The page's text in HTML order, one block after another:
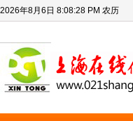
2026年8月6日 8:08:28 PM 农历